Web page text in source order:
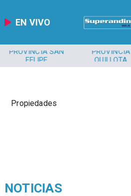
EN VIVO
PROVINCIA SAN
FELIPE
PROVINCIA
QUILLOTA
Propiedades
NOTICIAS